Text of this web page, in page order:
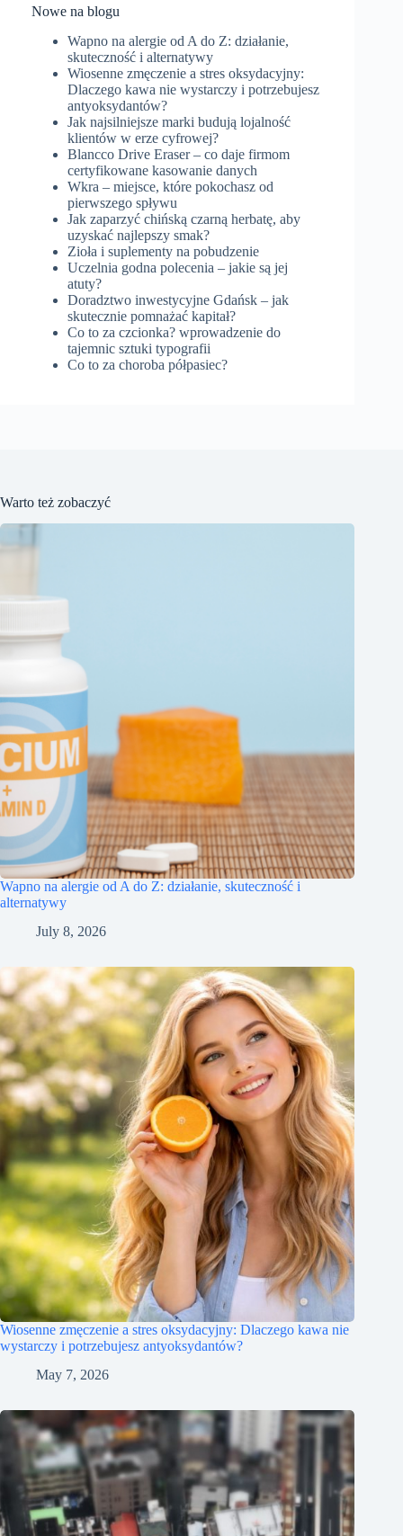
Nowe na blogu
Wapno na alergie od A do Z: działanie,
skuteczność i alternatywy
Wiosenne zmęczenie a stres oksydacyjny:
Dlaczego kawa nie wystarczy i potrzebujesz
antyoksydantów?
Jak najsilniejsze marki budują lojalność
klientów w erze cyfrowej?
Blancco Drive Eraser – co daje firmom
certyfikowane kasowanie danych
Wkra – miejsce, które pokochasz od
pierwszego spływu
Jak zaparzyć chińską czarną herbatę, aby
uzyskać najlepszy smak?
Zioła i suplementy na pobudzenie
Uczelnia godna polecenia – jakie są jej
atuty?
Doradztwo inwestycyjne Gdańsk – jak
skutecznie pomnażać kapitał?
Co to za czcionka? wprowadzenie do
tajemnic sztuki typografii
Co to za choroba półpasiec?
Warto też zobaczyć
Wapno na alergie od A do Z: działanie, skuteczność i
alternatywy
July 8, 2026
Wiosenne zmęczenie a stres oksydacyjny: Dlaczego kawa nie
wystarczy i potrzebujesz antyoksydantów?
May 7, 2026